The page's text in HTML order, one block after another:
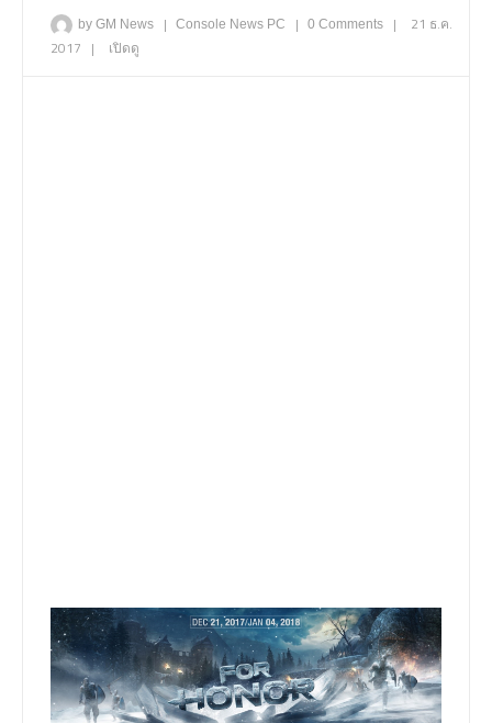
by GM News | Console News PC | 0 Comments |
21 ธ.ค.
2017 | เปิดดู